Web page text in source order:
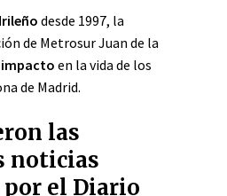
desde 1997, la
de Metrosur Juan de la
en la vida de los
de Madrid.
las
noticias
el Diario